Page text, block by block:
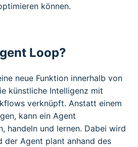
können.
Loop?
neue Funktion innerhalb von
künstliche Intelligenz mit
verknüpft. Anstatt einem
kann ein Agent
handeln und lernen. Dabei wird
der Agent plant anhand des